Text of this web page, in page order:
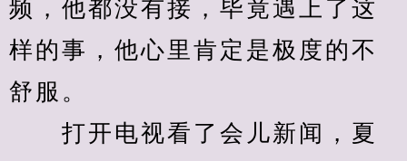
频，他都没有接，毕竟遇上了这
样的事，他心里肯定是极度的不
舒服。
打开电视看了会儿新闻，夏